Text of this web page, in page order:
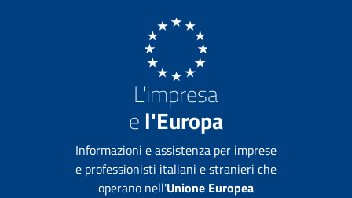
L'impresa
el'Europa
Informazioni e assistenza per imprese
e professionisti italiani e stranieri che
operano nell'Unione Europea